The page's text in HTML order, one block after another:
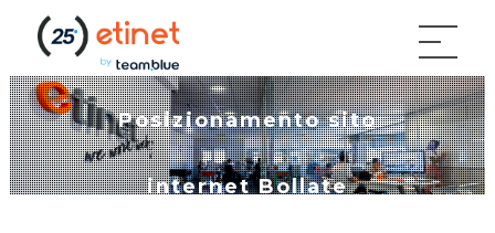
Posizionamento sito
internet Bollate